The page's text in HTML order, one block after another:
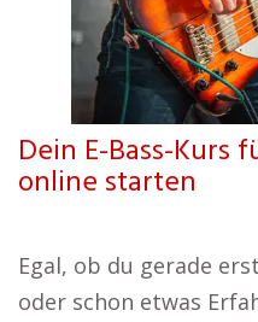
Dein E-Bass-Kurs
online starten
Egal, ob du gerade
oder schon etwas